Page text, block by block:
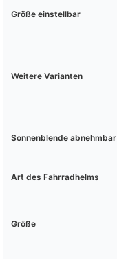
Größe einstellbar
Weitere Varianten
Sonnenblende abnehmbar
Art des Fahrradhelms
Größe